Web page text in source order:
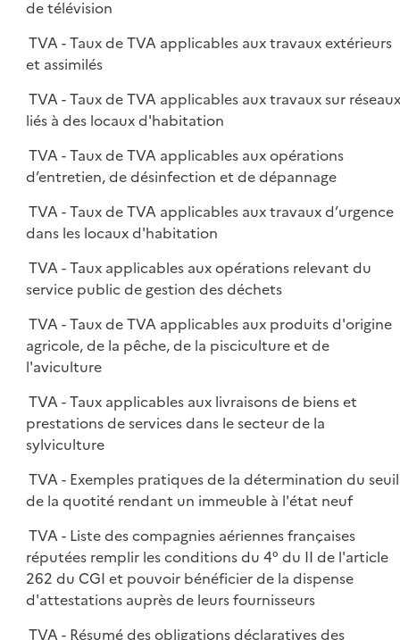
de télévision
TVA - Taux de TVA applicables aux travaux extérieurs
et assimilés
TVA - Taux de TVA applicables aux travaux sur
liés à des locaux d'habitation
TVA - Taux de TVA applicables aux opérations
d’entretien, de désinfection et de dépannage
TVA - Taux de TVA applicables aux travaux d’urgence
dans les locaux d'habitation
TVA - Taux applicables aux opérations relevant du
service public de gestion des déchets
TVA - Taux de TVA applicables aux produits d'origine
agricole, de la pêche, de la pisciculture et de
l'aviculture
TVA - Taux applicables aux livraisons de biens et
prestations de services dans le secteur de la
sylviculture
TVA - Exemples pratiques de la détermination du seuil
de la quotité rendant un immeuble à l'état neuf
TVA - Liste des compagnies aériennes françaises
réputées remplir les conditions du 4° du II de l'article
262 du CGI et pouvoir bénéficier de la dispense
d'attestations auprès de leurs fournisseurs
TVA - Résumé des obligations déclaratives des